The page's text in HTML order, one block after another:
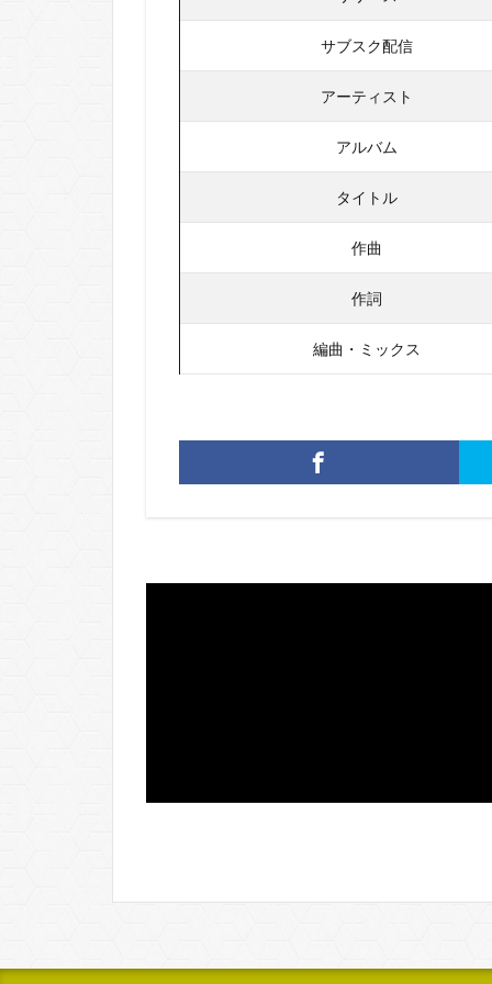
サブスク配信
アーティスト
アルバム
タイトル
作曲
作詞
編曲・ミックス